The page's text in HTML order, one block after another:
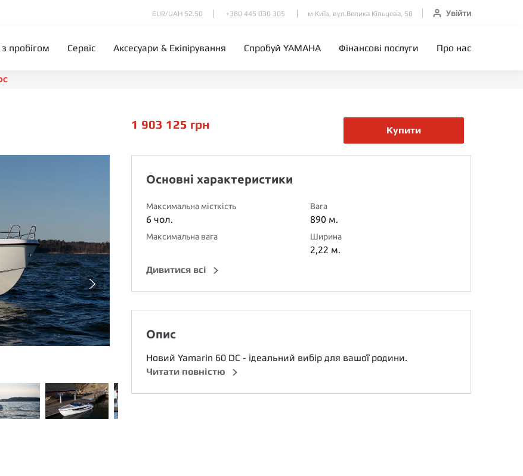
EUR/UAH 52.50 +380 445 030 305 м Київ, вул.Велика Кільцева, 58 Увійти
з пробігом Сервіс Аксесуари & Екіпірування Спробуй YAMAHA Фінансові послуги Про нас
1 903 125 грн Купити
Основні характеристики
Максимальна місткість
6 чол.
Максимальна вага
Вага
890 м.
Ширина
2,22 м.
Дивитися всі
Опис
Новий Yamarin 60 DC - ідеальний вибір для вашої родини.
Читати повністю